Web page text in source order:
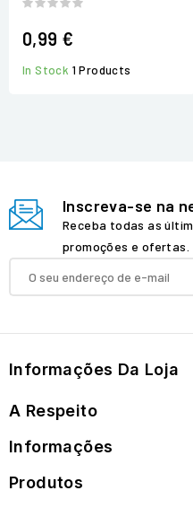
0,99 €
In Stock 1 Products
Inscreva-se na
Receba todas as
promoções e ofertas.
Informações Da Loja
A Respeito
Informações
Produtos